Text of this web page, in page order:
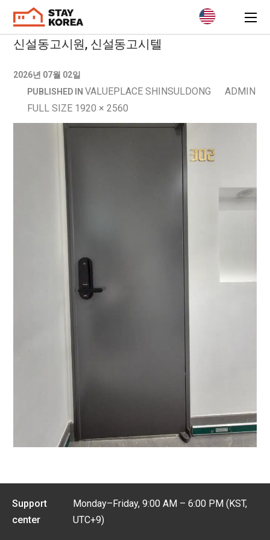
신설동고시원, 신설동고시텔
2026년 07월 02일
PUBLISHED INVALUEPLACE SHINSULDONG
ADMIN
FULL SIZE 1920 × 2560
Support
center
Monday–Friday, 9:00 AM – 6:00 PM (KST,
UTC+9)